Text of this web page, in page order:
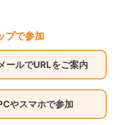
プで参加
ールでURLをご案内
やスマホで参加